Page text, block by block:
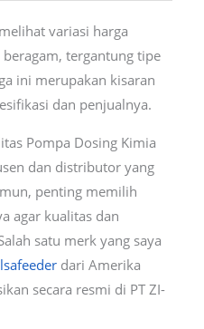
variasi harga
tergantung tipe
ini merupakan kisaran
dan penjualnya.
Pompa Dosing Kimia
dan distributor yang
penting memilih
agar kualitas dan
satu merk yang saya
dari Amerika
secara resmi di PT ZI-